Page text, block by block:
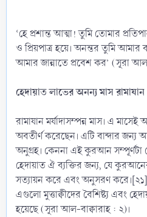
‘হে প্রশান্ত আত্মা! তুমি তোমার
ও প্রিয়পাত্র হয়ে। অনন্তর তুমি আমার
আমার জান্নাতে প্রবেশ কর’ (সূরা
হেদায়াত লাভের অনন্য মাস রামাযান
রামাযান মর্যাদাসম্পন্ন মাস। এ
অবতীর্ণ করেছেন। এটি বান্দার জন্য
অনুগ্রহ। কেননা এই কুরআন সম্পূর্ণটা
হেদায়াত ঐ ব্যক্তির জন্য, যে
সত্যায়ন করে এবং অনুসরণ করে।[২১]
এগুলো মুত্তাক্বীদের বৈশিষ্ট্য এবং
হয়েছে (সূরা আল-বাক্বারাহ : ২)।